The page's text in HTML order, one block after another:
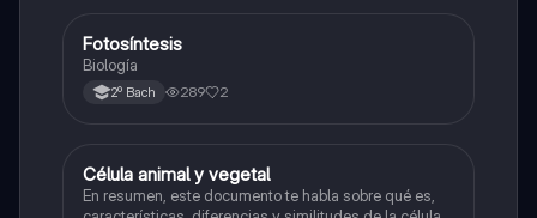
Biología
Fotosíntesis
Biología
2º Bach 289 2
Biología
Célula animal y vegetal
En resumen, este documento te habla sobre qué es,